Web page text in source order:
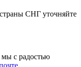
СНГ уточняйте
мы с радостью